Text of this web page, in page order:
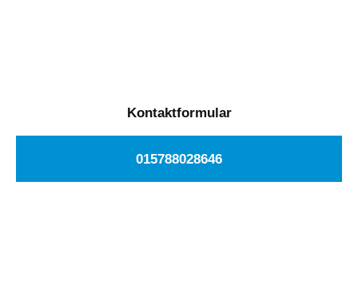
Kontaktformular
015788028646